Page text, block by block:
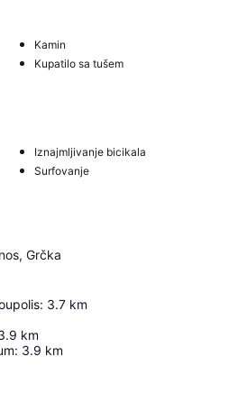
Kamin
Kupatilo sa tušem
Iznajmljivanje bicikala
Surfovanje
Grčka
: 3.7 km
km
: 3.9 km